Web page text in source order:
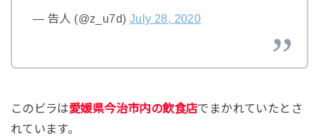
— 告人 (@z_u7d) July 28, 2020
このビラは愛媛県今治市内の飲食店でまかれていたとさ
れています。